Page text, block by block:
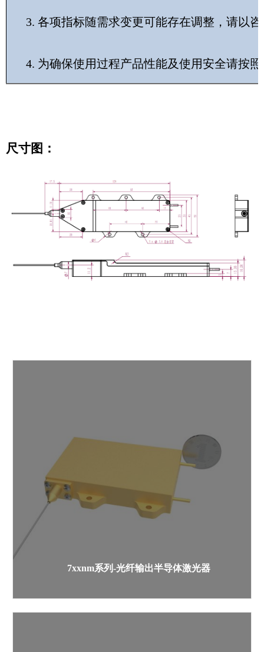
3. 各项指标随需求变更可能存在调整，请以
4. 为确保使用过程产品性能及使用安全请按
尺寸图：
7xxnm系列-光纤输出半导体激光器